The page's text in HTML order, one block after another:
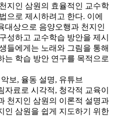
지인 삼원의 효율적인 교수학
으로 제시하려고 한다. 이에
대상으로 음양오행과 천지인
성하고 교수학습 방안을 제시
들에게는 노래와 그림을 통해
는 학습 방안 연구를 목적으로
보, 율동 설명, 유튜브
자료로 시각적, 청각적 교육이
천지인 삼원의 이론적 설명과
인 삼원을 쉽게 지도하기 위한